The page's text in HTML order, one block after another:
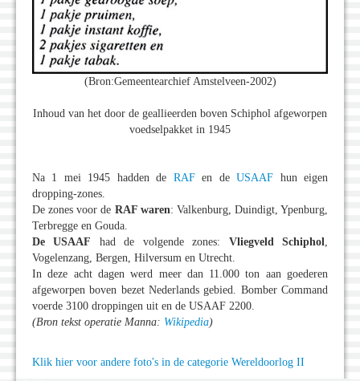
(Bron:Gemeentearchief Amstelveen-2002)
Inhoud van het door de geallieerden boven Schiphol afgeworpen
voedselpakket in 1945
Na 1 mei 1945 hadden de RAFen deUSAAF hun eigen
dropping-zones.
De zones voor de RAF waren: Valkenburg, Duindigt, Ypenburg,
Terbregge en Gouda.
De USAAF had de volgende zones: Vliegveld Schiphol
Vogelenzang, Bergen, Hilversum en Utrecht.
In deze acht dagen werd meer dan 11.000 ton aan goederen
afgeworpen boven bezet Nederlands gebied. Bomber Command
voerde 3100 droppingen uit en de USAAF 2200.
(Bron tekst operatie Manna: Wikipedia)
Klik hier voor andere foto's in de categorie Wereldoorlog II